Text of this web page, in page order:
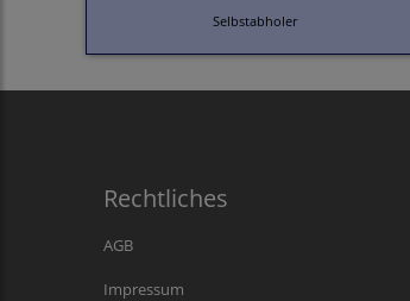
Selbstabholer
Rechtliches
AGB
Impressum